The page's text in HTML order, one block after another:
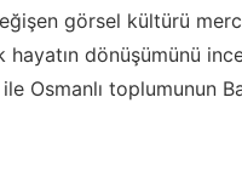
görsel kültürü
dönüşümünü
Osmanlı toplumunun